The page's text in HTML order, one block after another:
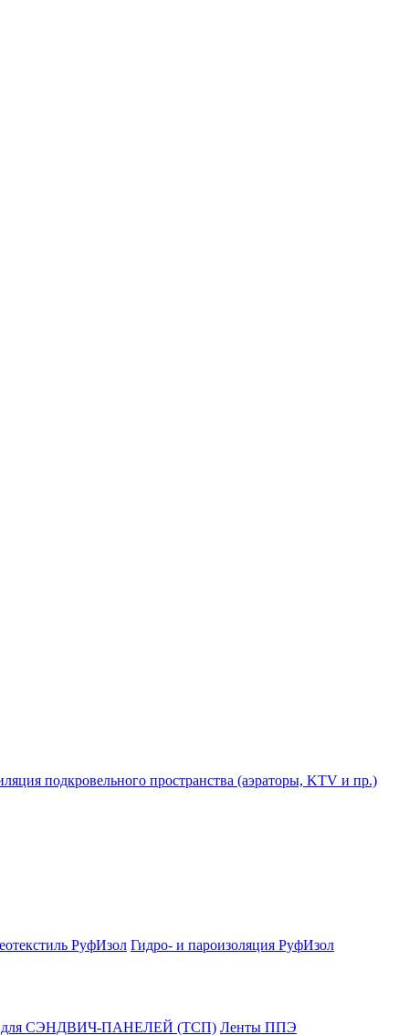
подкровельного пространства (аэраторы, KTV и пр.)
РуфИзол Гидро- и пароизоляция РуфИзол
для СЭНДВИЧ-ПАНЕЛЕЙ (ТСП) Ленты ППЭ